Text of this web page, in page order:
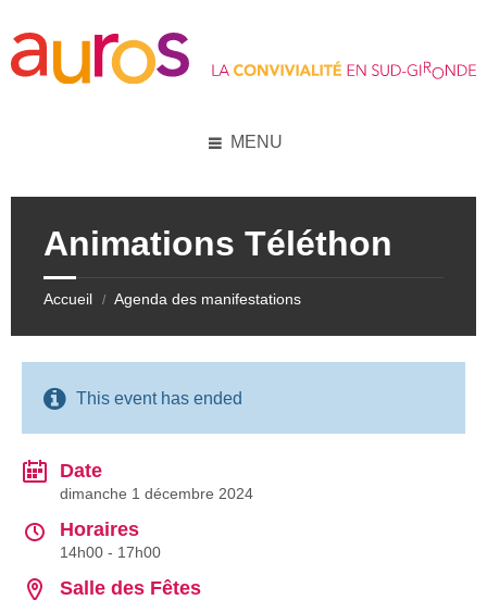
content
left
sidebar
right
sidebar
footer
MENU
Animations Téléthon
Accueil / Agenda des manifestations
This event has ended
Date
dimanche 1 décembre 2024
Horaires
14h00 - 17h00
Salle des Fêtes